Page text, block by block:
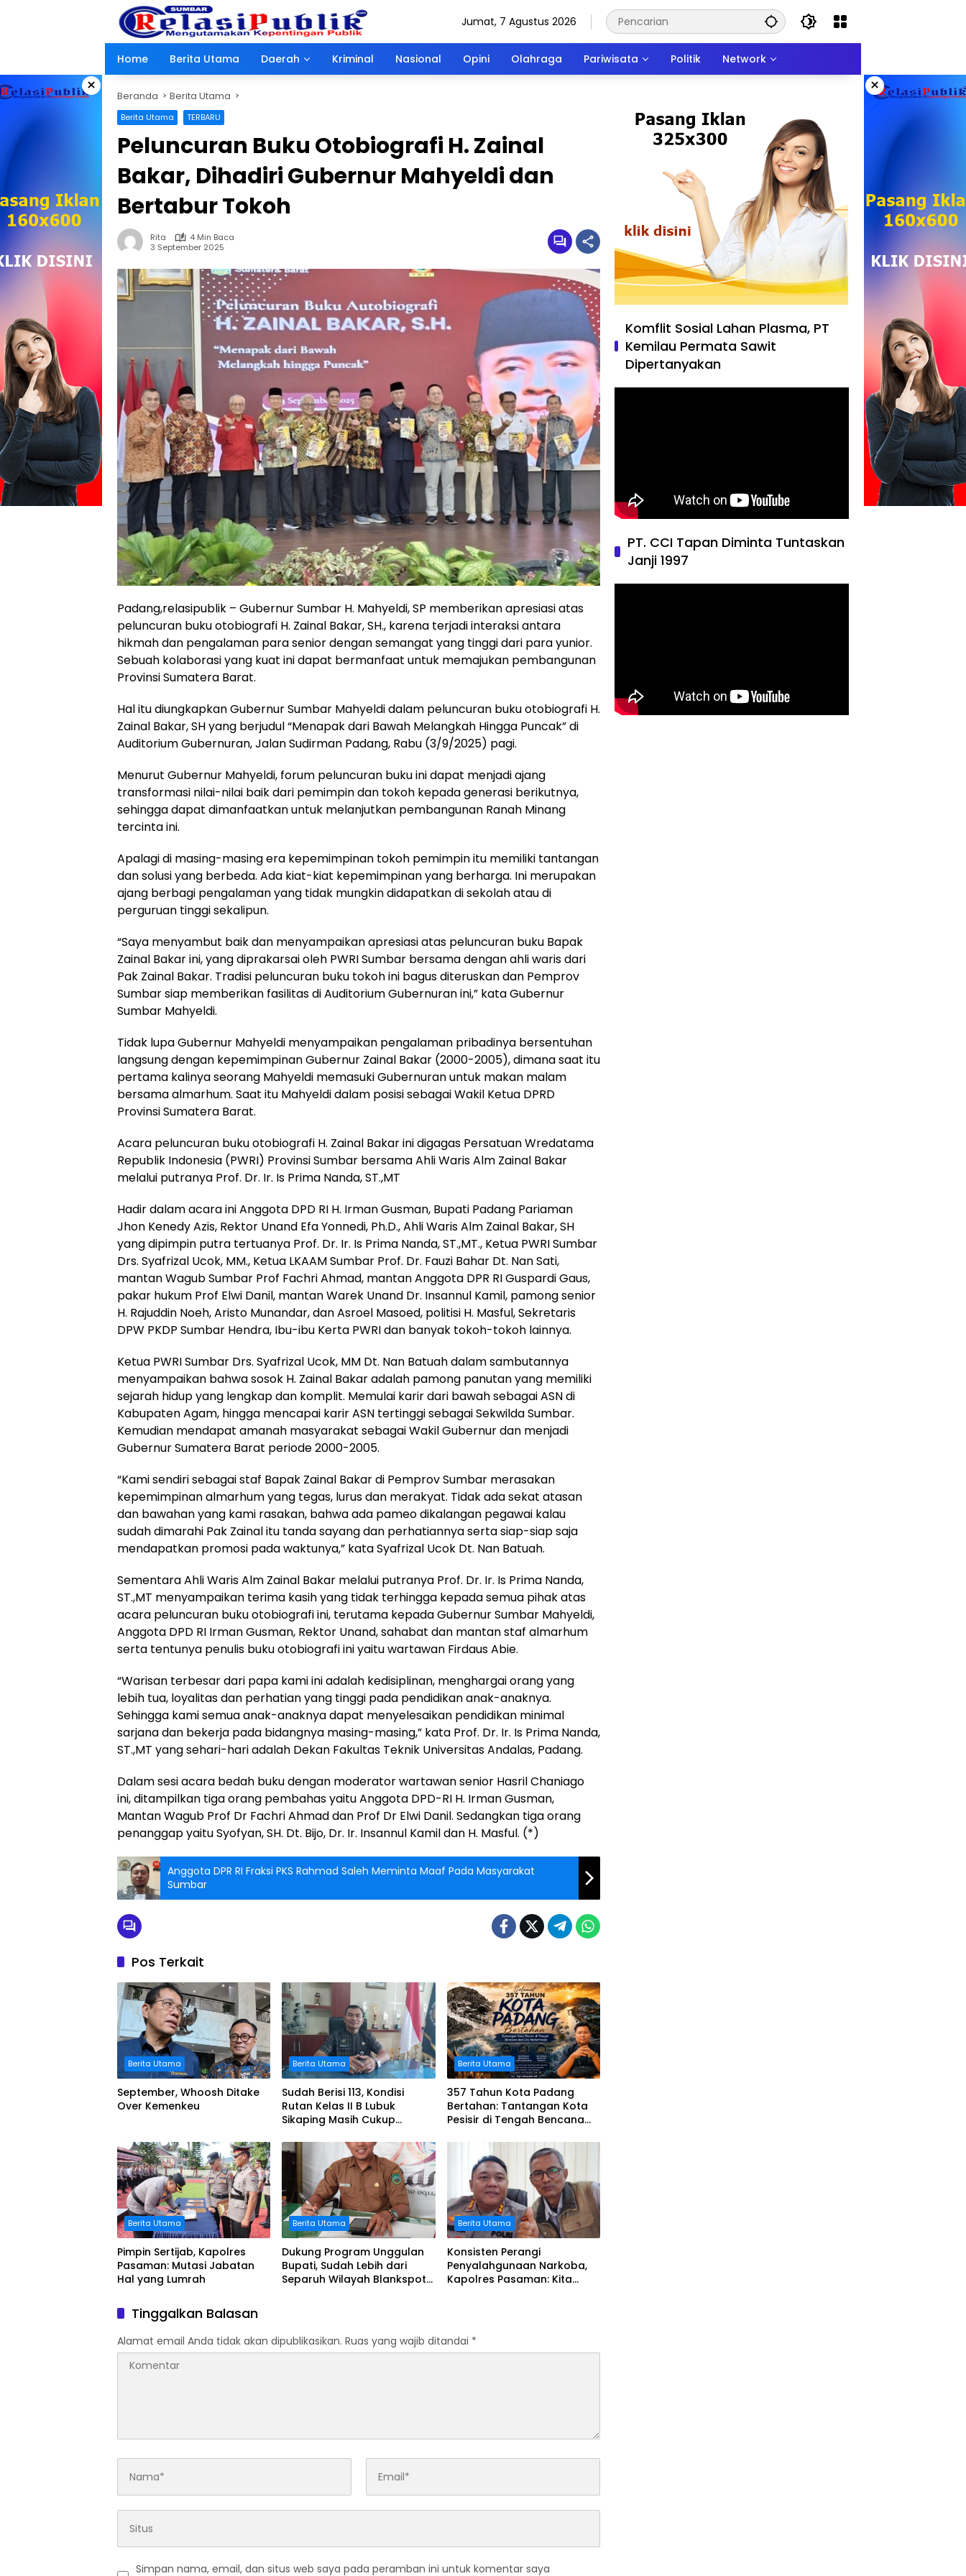
Jumat, 7 Agustus 2026
Home Berita Utama Daerah Kriminal Nasional Opini Olahraga Pariwisata Politik Network
× ×
Beranda Berita Utama
Berita Utama TERBARU
Peluncuran Buku Otobiografi H. Zainal
Bakar, Dihadiri Gubernur Mahyeldi dan
Bertabur Tokoh
Rita
4 Min Baca
3 September 2025
Padang,relasipublik – Gubernur Sumbar H. Mahyeldi, SP memberikan apresiasi atas
peluncuran buku otobiografi H. Zainal Bakar, SH., karena terjadi interaksi antara
hikmah dan pengalaman para senior dengan semangat yang tinggi dari para yunior.
Sebuah kolaborasi yang kuat ini dapat bermanfaat untuk memajukan pembangunan
Provinsi Sumatera Barat.
Hal itu diungkapkan Gubernur Sumbar Mahyeldi dalam peluncuran buku otobiografi H.
Zainal Bakar, SH yang berjudul “Menapak dari Bawah Melangkah Hingga Puncak” di
Auditorium Gubernuran, Jalan Sudirman Padang, Rabu (3/9/2025) pagi.
Menurut Gubernur Mahyeldi, forum peluncuran buku ini dapat menjadi ajang
transformasi nilai-nilai baik dari pemimpin dan tokoh kepada generasi berikutnya,
sehingga dapat dimanfaatkan untuk melanjutkan pembangunan Ranah Minang
tercinta ini.
Apalagi di masing-masing era kepemimpinan tokoh pemimpin itu memiliki tantangan
dan solusi yang berbeda. Ada kiat-kiat kepemimpinan yang berharga. Ini merupakan
ajang berbagi pengalaman yang tidak mungkin didapatkan di sekolah atau di
perguruan tinggi sekalipun.
“Saya menyambut baik dan menyampaikan apresiasi atas peluncuran buku Bapak
Zainal Bakar ini, yang diprakarsai oleh PWRI Sumbar bersama dengan ahli waris dari
Pak Zainal Bakar. Tradisi peluncuran buku tokoh ini bagus diteruskan dan Pemprov
Sumbar siap memberikan fasilitas di Auditorium Gubernuran ini,” kata Gubernur
Sumbar Mahyeldi.
Tidak lupa Gubernur Mahyeldi menyampaikan pengalaman pribadinya bersentuhan
langsung dengan kepemimpinan Gubernur Zainal Bakar (2000-2005), dimana saat itu
pertama kalinya seorang Mahyeldi memasuki Gubernuran untuk makan malam
bersama almarhum. Saat itu Mahyeldi dalam posisi sebagai Wakil Ketua DPRD
Provinsi Sumatera Barat.
Acara peluncuran buku otobiografi H. Zainal Bakar ini digagas Persatuan Wredatama
Republik Indonesia (PWRI) Provinsi Sumbar bersama Ahli Waris Alm Zainal Bakar
melalui putranya Prof. Dr. Ir. Is Prima Nanda, ST.,MT
Hadir dalam acara ini Anggota DPD RI H. Irman Gusman, Bupati Padang Pariaman
Jhon Kenedy Azis, Rektor Unand Efa Yonnedi, Ph.D., Ahli Waris Alm Zainal Bakar, SH
yang dipimpin putra tertuanya Prof. Dr. Ir. Is Prima Nanda, ST.,MT., Ketua PWRI Sumbar
Drs. Syafrizal Ucok, MM., Ketua LKAAM Sumbar Prof. Dr. Fauzi Bahar Dt. Nan Sati,
mantan Wagub Sumbar Prof Fachri Ahmad, mantan Anggota DPR RI Guspardi Gaus,
pakar hukum Prof Elwi Danil, mantan Warek Unand Dr. Insannul Kamil, pamong senior
H. Rajuddin Noeh, Aristo Munandar, dan Asroel Masoed, politisi H. Masful, Sekretaris
DPW PKDP Sumbar Hendra, Ibu-ibu Kerta PWRI dan banyak tokoh-tokoh lainnya.
Ketua PWRI Sumbar Drs. Syafrizal Ucok, MM Dt. Nan Batuah dalam sambutannya
menyampaikan bahwa sosok H. Zainal Bakar adalah pamong panutan yang memiliki
sejarah hidup yang lengkap dan komplit. Memulai karir dari bawah sebagai ASN di
Kabupaten Agam, hingga mencapai karir ASN tertinggi sebagai Sekwilda Sumbar.
Kemudian mendapat amanah masyarakat sebagai Wakil Gubernur dan menjadi
Gubernur Sumatera Barat periode 2000-2005.
“Kami sendiri sebagai staf Bapak Zainal Bakar di Pemprov Sumbar merasakan
kepemimpinan almarhum yang tegas, lurus dan merakyat. Tidak ada sekat atasan
dan bawahan yang kami rasakan, bahwa ada pameo dikalangan pegawai kalau
sudah dimarahi Pak Zainal itu tanda sayang dan perhatiannya serta siap-siap saja
mendapatkan promosi pada waktunya,” kata Syafrizal Ucok Dt. Nan Batuah.
Sementara Ahli Waris Alm Zainal Bakar melalui putranya Prof. Dr. Ir. Is Prima Nanda,
ST.,MT menyampaikan terima kasih yang tidak terhingga kepada semua pihak atas
acara peluncuran buku otobiografi ini, terutama kepada Gubernur Sumbar Mahyeldi,
Anggota DPD RI Irman Gusman, Rektor Unand, sahabat dan mantan staf almarhum
serta tentunya penulis buku otobiografi ini yaitu wartawan Firdaus Abie.
“Warisan terbesar dari papa kami ini adalah kedisiplinan, menghargai orang yang
lebih tua, loyalitas dan perhatian yang tinggi pada pendidikan anak-anaknya.
Sehingga kami semua anak-anaknya dapat menyelesaikan pendidikan minimal
sarjana dan bekerja pada bidangnya masing-masing,” kata Prof. Dr. Ir. Is Prima Nanda,
ST.,MT yang sehari-hari adalah Dekan Fakultas Teknik Universitas Andalas, Padang.
Dalam sesi acara bedah buku dengan moderator wartawan senior Hasril Chaniago
ini, ditampilkan tiga orang pembahas yaitu Anggota DPD-RI H. Irman Gusman,
Mantan Wagub Prof Dr Fachri Ahmad dan Prof Dr Elwi Danil. Sedangkan tiga orang
penanggap yaitu Syofyan, SH. Dt. Bijo, Dr. Ir. Insannul Kamil dan H. Masful. (*)
Anggota DPR RI Fraksi PKS Rahmad Saleh Meminta Maaf Pada Masyarakat
Sumbar
Pos Terkait
Berita Utama
September, Whoosh Ditake
Over Kemenkeu
Berita Utama
Sudah Berisi 113, Kondisi
Rutan Kelas II B Lubuk
Sikaping Masih Cukup
Binaan
Berita Utama
357 Tahun Kota Padang
Bertahan: Tantangan Kota
Pesisir di Tengah Bencana
Berita Utama
Pimpin Sertijab, Kapolres
Pasaman: Mutasi Jabatan
Hal yang Lumrah
Berita Utama
Dukung Program Unggulan
Bupati, Sudah Lebih dari
Separuh Wilayah Blankspot
Berita Utama
Konsisten Perangi
Penyalahgunaan Narkoba,
Kapolres Pasaman: Kita
Tinggalkan Balasan
Alamat email Anda tidak akan dipublikasikan. Ruas yang wajib ditandai *
Simpan nama, email, dan situs web saya pada peramban ini untuk komentar saya
Komflit Sosial Lahan Plasma, PT
Kemilau Permata Sawit
Dipertanyakan
PT. CCI Tapan Diminta Tuntaskan
Janji 1997